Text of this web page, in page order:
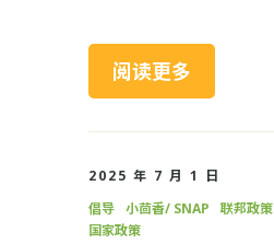
阅读更多
2025 年 7 月 1 日
倡导
小茴香/ SNAP 联邦政策
国家政策